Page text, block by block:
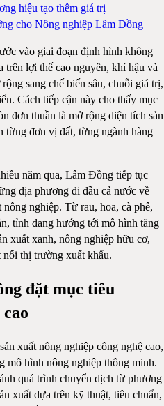
hiệu tạo thêm giá trị
cho Nông nghiệp Lâm Đồng
vào giai đoạn định hình không
trên lợi thế cao nguyên, khí hậu và
sang chế biến sâu, chuỗi giá trị,
Cách tiếp cận này cho thấy mục
đơn thuần là mở rộng diện tích sản
từng đơn vị đất, từng ngành hàng
năm qua, Lâm Đồng tiếp tục
địa phương đi đầu cả nước về
nghiệp. Từ rau, hoa, cà phê,
tỉnh đang hướng tới mô hình tăng
xuất xanh, nông nghiệp hữu cơ,
nối thị trường xuất khẩu.
đặt mục tiêu
cao
xuất nông nghiệp công nghệ cao,
mô hình nông nghiệp thông minh.
quá trình chuyển dịch từ phương
xuất dựa trên kỹ thuật, tiêu chuẩn,